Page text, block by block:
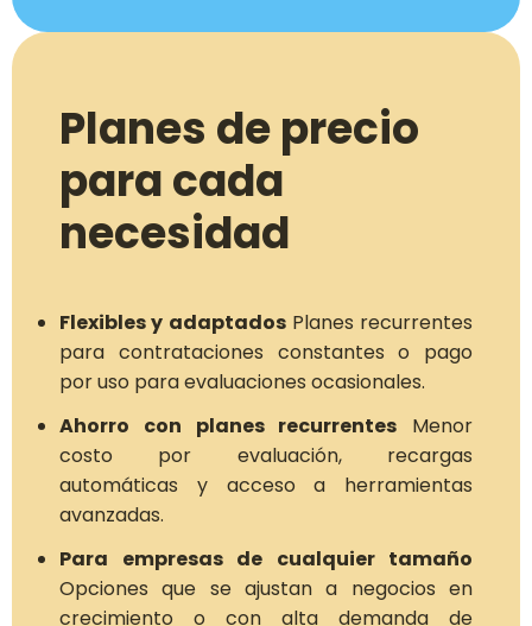
Planes de precio
para cada
necesidad
Flexibles y adaptadosPlanes recurrentes
para contrataciones constantes o pago
por uso para evaluaciones ocasionales.
Ahorro con planes recurrentes Menor
costo por evaluación, recargas
automáticas y acceso a herramientas
avanzadas.
Para empresas de cualquier tamaño
Opciones que se ajustan a negocios en
crecimiento o con alta demanda de